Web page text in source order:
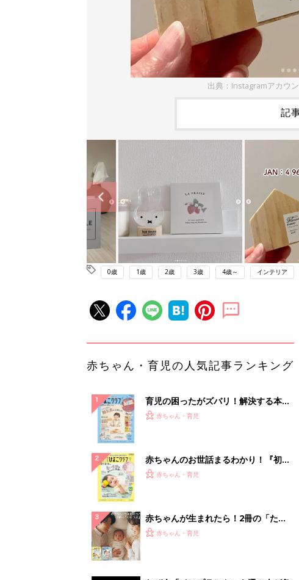
出典：Instagramアカウ
記
0歳 1歳 2歳 3歳 4歳～ インテリア
赤ちゃん・育児の人気記事ランキング
育児の困ったがズバリ！解決する本
『ひよこクラブ 秋号』 4カ月～2才
赤ちゃん・育児
赤ちゃんのお世話まるわかり！『初め
てのひよこクラブ 夏号』〈巻頭大特
赤ちゃん・育児
赤ちゃんが生まれたら！2冊の「たま
ひよ」
赤ちゃん・育児